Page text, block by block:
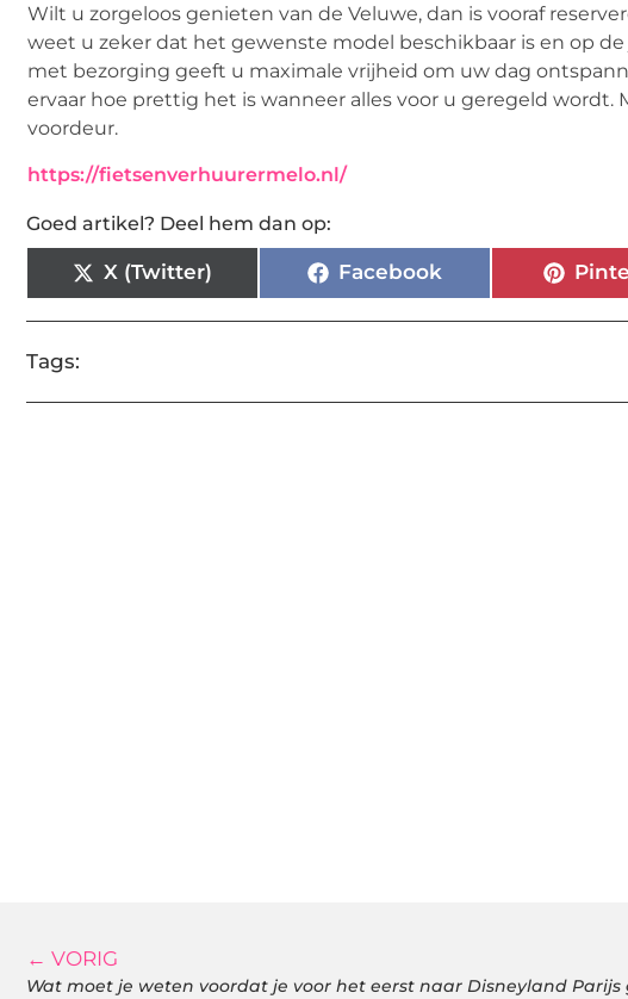
Wilt u zorgeloos genieten van de Veluwe, dan is vooraf
weet u zeker dat het gewenste model beschikbaar is en op
met bezorging geeft u maximale vrijheid om uw dag
ervaar hoe prettig het is wanneer alles voor u geregeld
voordeur.
https://fietsenverhuurermelo.nl/
Goed artikel? Deel hem dan op:
X (Twitter) Facebook
Tags:
← VORIG
Wat moet je weten voordat je voor het eerst naar Disneyland Parijs